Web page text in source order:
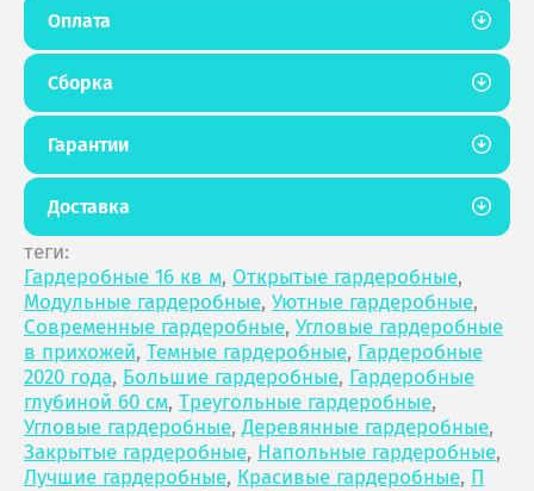
Оплата
Сборка
Гарантии
Доставка
теги:
Гардеробные 16 кв м, Открытые гардеробные,
Модульные гардеробные, Уютные гардеробные,
Современные гардеробные, Угловые гардеробные
в прихожей, Темные гардеробные, Гардеробные
2020 года, Большие гардеробные, Гардеробные
глубиной 60 см, Треугольные гардеробные,
Угловые гардеробные,Деревянные гардеробные,
Закрытые гардеробные, Напольные гардеробные,
Лучшие гардеробные, Красивые гардеробные, П